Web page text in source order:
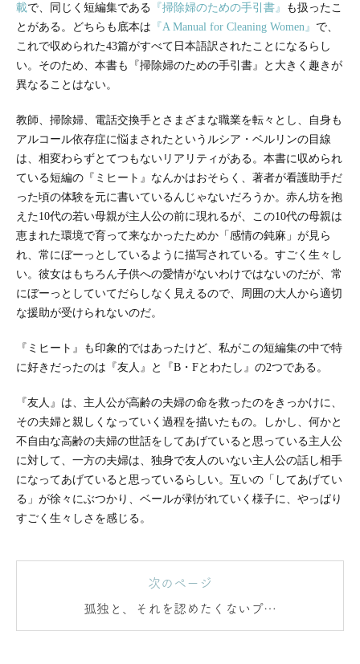
載で、同じく短編集である 『掃除婦のための手引書』
も扱ったこ
とがある。どちらも底本は 『A Manual for Cleaning Women』 で、
これで収められた43篇がすべて日本語訳されたことになるらし
い。そのため、本書も『掃除婦のための手引書』と大きく趣きが
異なることはない。
教師、掃除婦、電話交換手とさまざまな職業を転々とし、自身も
アルコール依存症に悩まされたというルシア・ベルリンの目線
は、相変わらずとてつもないリアリティがある。本書に収められ
ている短編の『ミヒート』なんかはおそらく、著者が看護助手だ
った頃の体験を元に書いているんじゃないだろうか。赤ん坊を抱
えた10代の若い母親が主人公の前に現れるが、この10代の母親は
恵まれた環境で育って来なかったためか「感情の鈍麻」が見ら
れ、常にぼーっとしているように描写されている。すごく生々し
い。彼女はもちろん子供への愛情がないわけではないのだが、常
にぼーっとしていてだらしなく見えるので、周囲の大人から適切
な援助が受けられないのだ。
『ミヒート』も印象的ではあったけど、私がこの短編集の中で特
に好きだったのは『友人』と『B・Fとわたし』の2つである。
『友人』は、主人公が高齢の夫婦の命を救ったのをきっかけに、
その夫婦と親しくなっていく過程を描いたもの。しかし、何かと
不自由な高齢の夫婦の世話をしてあげていると思っている主人公
に対して、一方の夫婦は、独身で友人のいない主人公の話し相手
になってあげていると思っているらしい。互いの「してあげてい
る」が徐々にぶつかり、ベールが剥がれていく様子に、やっぱり
すごく生々しさを感じる。
次のページ
孤独と、それを認めたくないプラ
イド